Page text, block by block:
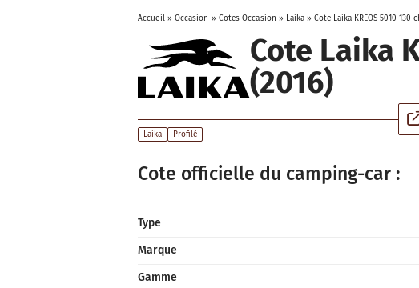
Accueil» Occasion » Cotes Occasion » Laika »Cote Laika KREOS 5010 130
Cote Laika
(2016)
Laika Profilé
Cote officielle du camping-car :
Type
Marque
Gamme